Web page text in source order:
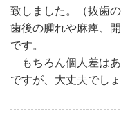
致しました。（抜歯
歯後の腫れや麻痺、
です。
もちろん個人差はあ
ですが、大丈夫でし